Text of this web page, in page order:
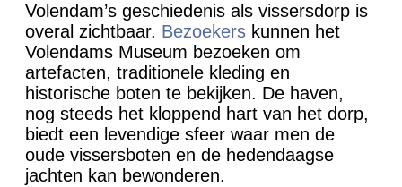
Volendam’s geschiedenis als vissersdorp is
overal zichtbaar. Bezoekers kunnen het
Volendams Museum bezoeken om
artefacten, traditionele kleding en
historische boten te bekijken. De haven,
nog steeds het kloppend hart van het dorp,
biedt een levendige sfeer waar men de
oude vissersboten en de hedendaagse
jachten kan bewonderen.